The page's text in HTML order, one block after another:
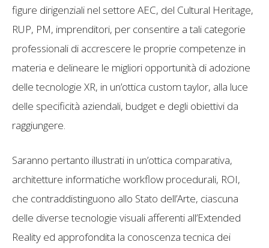
figure dirigenziali nel settore AEC, del Cultural Heritage,
RUP, PM, imprenditori, per consentire a tali categorie
professionali di accrescere le proprie competenze in
materia e delineare le migliori opportunità di adozione
delle tecnologie XR, in un’ottica custom taylor, alla luce
delle specificità aziendali, budget e degli obiettivi da
raggiungere.
Saranno pertanto illustrati in un’ottica comparativa,
architetture informatiche workflow procedurali, ROI,
che contraddistinguono allo Stato dell’Arte, ciascuna
delle diverse tecnologie visuali afferenti all’Extended
Reality ed approfondita la conoscenza tecnica dei